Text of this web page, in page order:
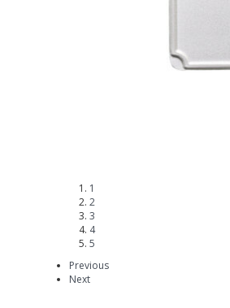
1
2
3
4
5
Previous
Next